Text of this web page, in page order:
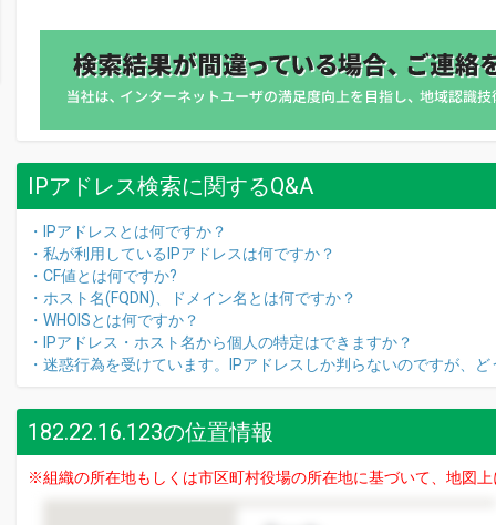
IPアドレス検索に関するQ&A
・IPアドレスとは何ですか？
・私が利用しているIPアドレスは何ですか？
・CF値とは何ですか?
・ホスト名(FQDN)、ドメイン名とは何ですか？
・WHOISとは何ですか？
・IPアドレス・ホスト名から個人の特定はできますか？
・迷惑行為を受けています。IPアドレスしか判らないのですが、
182.22.16.123の位置情報
※組織の所在地もしくは市区町村役場の所在地に基づいて、地図